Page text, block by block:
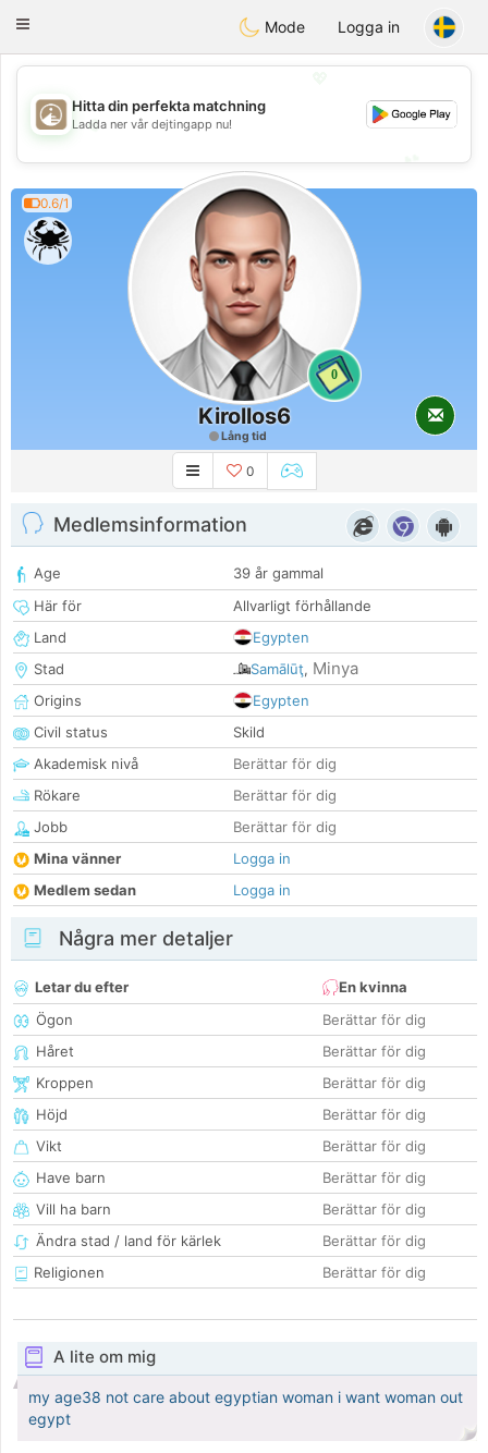
ahebik
Toggle
Mode Logga in
💖
💕
Hitta din perfekta matchning
Ladda ner vår dejtingapp nu!
0.6/1
0
Kirollos6
Lång tid
0
Medlemsinformation
Age
39 år gammal
Här för
Allvarligt förhållande
Land
Egypten
Stad
Samālūţ, Minya
Origins
Egypten
Civil status
Skild
Akademisk nivå
Berättar för dig
Rökare
Berättar för dig
Jobb
Berättar för dig
Mina vänner
Logga in
Medlem sedan
Logga in
Några mer detaljer
Letar du efter
En kvinna
Ögon
Berättar för dig
Håret
Berättar för dig
Kroppen
Berättar för dig
Höjd
Berättar för dig
Vikt
Berättar för dig
Have barn
Berättar för dig
Vill ha barn
Berättar för dig
Ändra stad / land för kärlek
Berättar för dig
Religionen
Berättar för dig
A lite om mig
my age38 not care about egyptian woman i want woman out
egypt